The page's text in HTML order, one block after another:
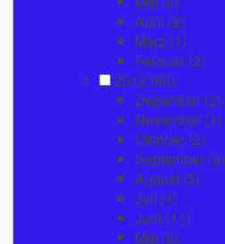
April (2)
März (1)
Februar (2)
2012 (50)
Dezember (2)
November (1)
Oktober (2)
September (9)
August (5)
Juli (4)
Juni (11)
Mai (8)